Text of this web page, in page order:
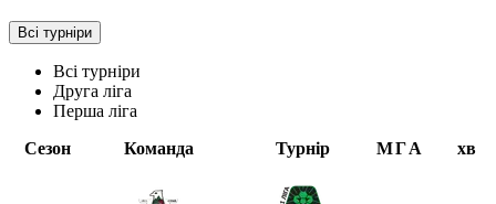
Всі турніри
Всі турніри
Друга ліга
Перша ліга
Сезон
Команда Турнір МГА хв